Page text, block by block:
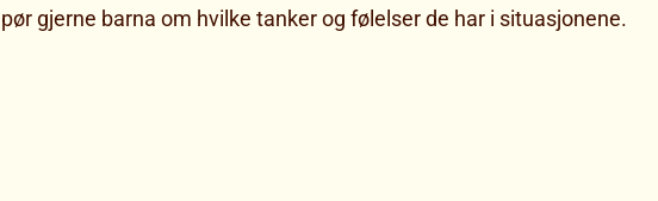
gjerne barna om hvilke tanker og følelser de har i situasjonene.